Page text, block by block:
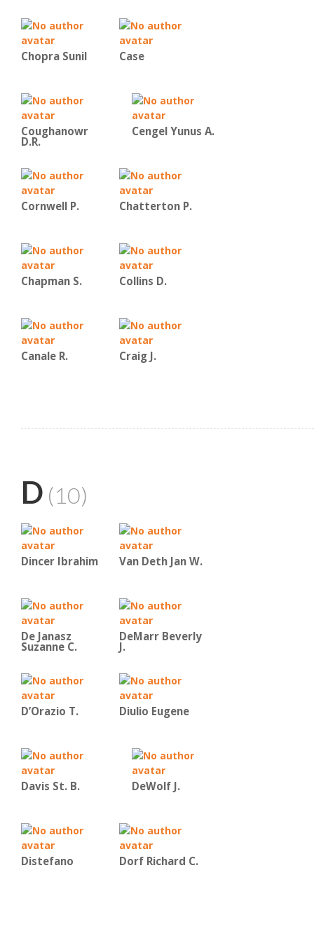
Chopra Sunil Case
Coughanowr
D.R.
Cengel Yunus A.
Cornwell P. Chatterton P.
Chapman S. Collins D.
Canale R. Craig J.
D (10)
Dincer Ibrahim Van Deth Jan W.
De Janasz
Suzanne C.
DeMarr Beverly
J.
D’Orazio T. Diulio Eugene
Davis St. B. DeWolf J.
Distefano Dorf Richard C.